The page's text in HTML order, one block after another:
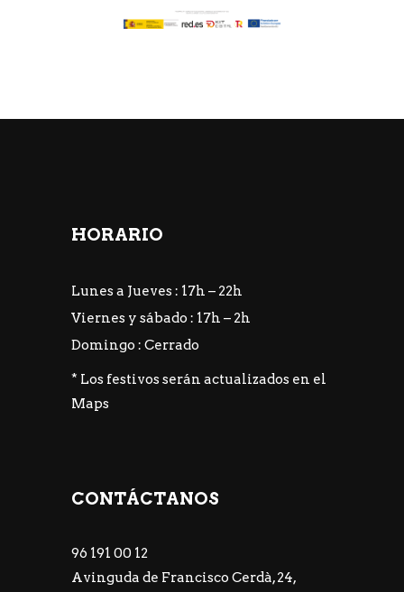
HORARIO
Lunes a Jueves : 17h – 22h
Viernes y sábado : 17h – 2h
Domingo : Cerrado
* Los festivos serán actualizados en el
Maps
CONTÁCTANOS
96 191 00 12
Avinguda de Francisco Cerdà, 24,